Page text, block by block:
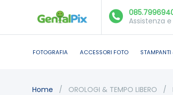
Assistenza
FOTOGRAFIA ACCESSORI FOTO
Home / OROLOGI & TEMPO LIBERO /